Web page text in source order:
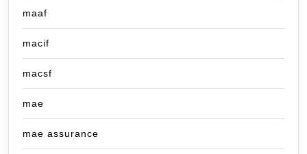
maaf
macif
macsf
mae
mae assurance